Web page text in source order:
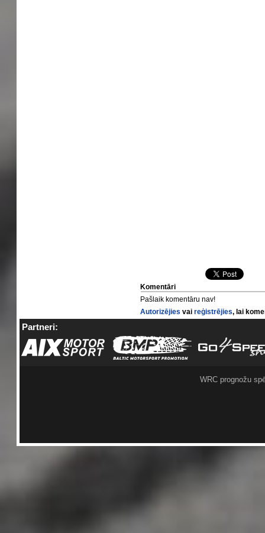
Komentāri
Pašlaik komentāru nav!
Autorizējies vaireģistrējies, lai
Partneri:
WRC prognožu